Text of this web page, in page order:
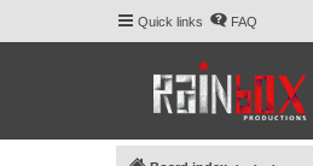
Quick links FAQ